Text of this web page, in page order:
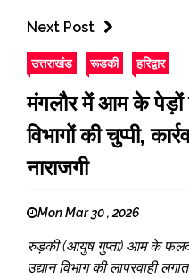
Next Post
उत्तराखंड रूडकी हरिद्वार
मंगलौर में आम के
विभागों की चुप्पी,
नाराजगी
Mon Mar 30 , 2026
रुड़की (आयुष गुप्ता) आम के
उद्यान विभाग की लापरवाही